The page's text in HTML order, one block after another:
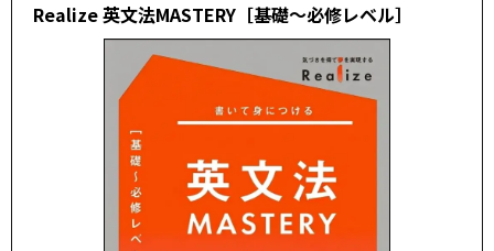
Realize 英文法MASTERY［基礎～必修レベル］